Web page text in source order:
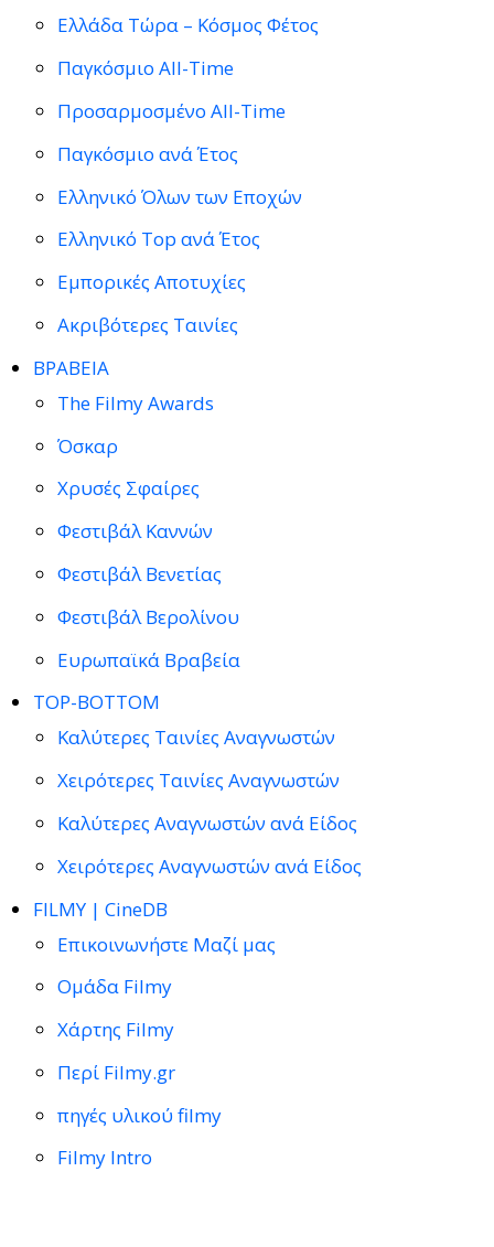
Ελλάδα Τώρα – Κόσμος Φέτος
Παγκόσμιο All-Time
Προσαρμοσμένο All-Time
Παγκόσμιο ανά Έτος
Ελληνικό Όλων των Εποχών
Ελληνικό Top ανά Έτος
Εμπορικές Αποτυχίες
Ακριβότερες Ταινίες
ΒΡΑΒΕΙΑ
The Filmy Awards
Όσκαρ
Χρυσές Σφαίρες
Φεστιβάλ Καννών
Φεστιβάλ Βενετίας
Φεστιβάλ Βερολίνου
Ευρωπαϊκά Βραβεία
TOP-BOTTOM
Καλύτερες Ταινίες Αναγνωστών
Χειρότερες Ταινίες Αναγνωστών
Καλύτερες Αναγνωστών ανά Είδος
Χειρότερες Αναγνωστών ανά Είδος
FILMY | CineDB
Επικοινωνήστε Μαζί μας
Ομάδα Filmy
Χάρτης Filmy
Περί Filmy.gr
πηγές υλικού filmy
Filmy Intro